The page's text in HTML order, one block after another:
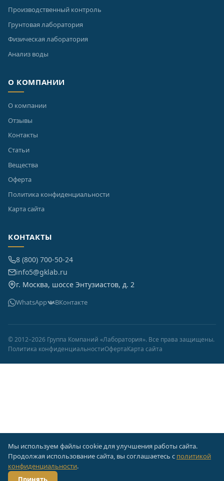
Производственный контроль
Грунтовая лаборатория
Физическая лаборатория
Анализ воды
О КОМПАНИИ
О компании
Отзывы
Контакты
Статьи
Вещества
Оферта
Политика конфиденциальности
Карта сайта
КОНТАКТЫ
8 (800) 700-50-24
info5@gklab.ru
г. Москва, шоссе Энтузиастов, д. 2
WhatsApp ВКонтакте
© 2012–2026 Группа Компаний «Лаборатория». Все права защищены.
Политика конфиденциальностиОфертаКарта сайта
Мы используем файлы cookie для улучшения работы сайта.
Продолжая использование сайта, вы соглашаетесь с политикой
конфиденциальности.